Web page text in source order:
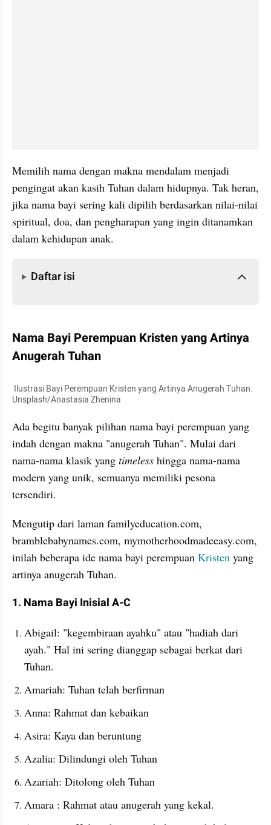
Memilih nama dengan makna mendalam menjadi
pengingat akan kasih Tuhan dalam hidupnya. Tak heran,
jika nama bayi sering kali dipilih berdasarkan nilai-nilai
spiritual, doa, dan pengharapan yang ingin ditanamkan
dalam kehidupan anak.
Daftar isi
Nama Bayi Perempuan Kristen yang Artinya
Anugerah Tuhan
Unsplash/Anastasia Zhenina
Ada begitu banyak pilihan nama bayi perempuan yang
indah dengan makna "anugerah Tuhan". Mulai dari
nama-nama klasik yang timeless hingga nama-nama
modern yang unik, semuanya memiliki pesona
tersendiri.
Mengutip dari laman familyeducation.com,
bramblebabynames.com, mymotherhoodmadeeasy.com,
inilah beberapa ide nama bayi perempuan Kristen yang
artinya anugerah Tuhan.
1. Nama Bayi Inisial A-C
Abigail: "kegembiraan ayahku" atau "hadiah dari
ayah." Hal ini sering dianggap sebagai berkat dari
Tuhan.
Amariah: Tuhan telah berfirman
Anna: Rahmat dan kebaikan
Asira: Kaya dan beruntung
Azalia: Dilindungi oleh Tuhan
Azariah: Ditolong oleh Tuhan
Amara : Rahmat atau anugerah yang kekal.